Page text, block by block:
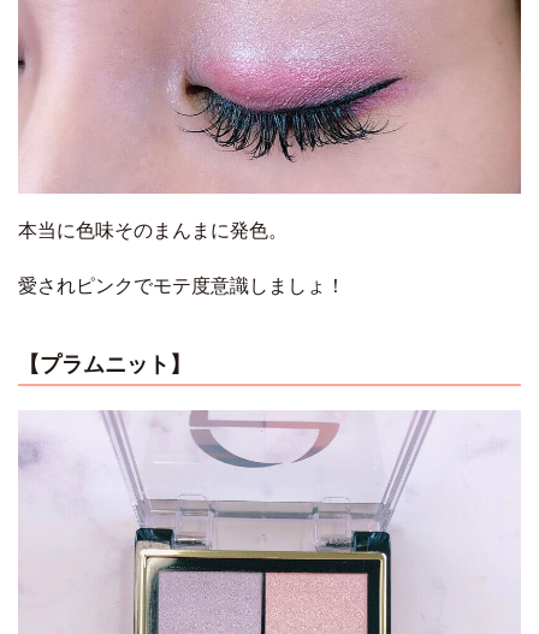
本当に色味そのまんまに発色。
愛されピンクでモテ度意識しましょ！
【プラムニット】